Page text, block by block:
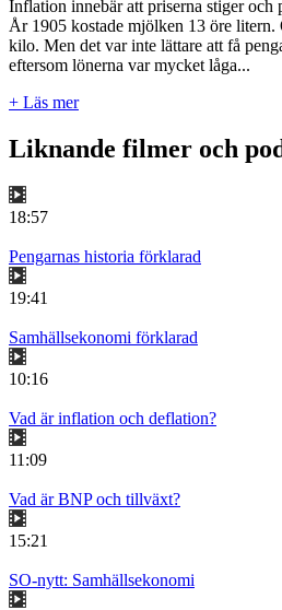
Inflation innebär att priserna stiger och
År 1905 kostade mjölken 13 öre litern.
kilo. Men det var inte lättare att få
eftersom lönerna var mycket låga...
+ Läs mer
Liknande filmer och
18:57
Pengarnas historia förklarad
19:41
Samhällsekonomi förklarad
10:16
Vad är inflation och deflation?
11:09
Vad är BNP och tillväxt?
15:21
SO-nytt: Samhällsekonomi